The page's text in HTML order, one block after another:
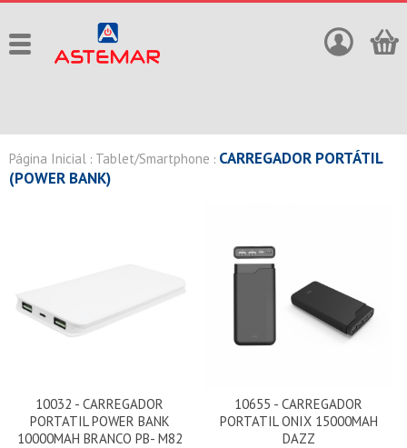
Página Inicial : Tablet/Smartphone : CARREGADOR PORTÁTIL
(POWER BANK)
10032 - CARREGADOR
PORTATIL POWER BANK
10000MAH BRANCO PB- M82
10655 - CARREGADOR
PORTATIL ONIX 15000MAH
DAZZ